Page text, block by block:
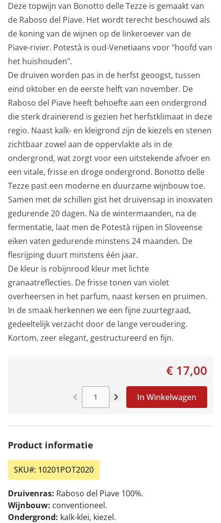
Deze topwijn van Bonotto delle Tezze is gemaakt van
de Raboso del Piave. Het wordt terecht beschouwd als
de koning van de wijnen op de linkeroever van de
Piave-rivier. Potestà is oud-Venetiaans voor "hoofd van
het huishouden".
De druiven worden pas in de herfst geoogst, tussen
eind oktober en de eerste helft van november. De
Raboso del Piave heeft behoefte aan een ondergrond
die sterk drainerend is gezien het herfstklimaat in deze
regio. Naast kalk- en kleigrond zijn de kiezels en stenen
zichtbaar zowel aan de oppervlakte als in de
ondergrond, wat zorgt voor een uitstekende afvoer en
een vitale, frisse en droge ondergrond. Bonotto delle
Tezze past een moderne en duurzame wijnbouw toe.
Samen met de schillen gist het druivensap in inoxvaten
gedurende 20 dagen. Na de wintermaanden, na de
fermentatie, laat men de Potestà rijpen in Sloveense
eiken vaten gedurende minstens 24 maanden. De
flesrijping duurt minstens één jaar.
De kleur is robijnrood kleur met lichte
granaatreflecties. De frisse tonen van violet
overheersen in het parfum, naast kersen en pruimen.
In de smaak herkennen we een fijne zuurtegraad,
gedeeltelijk verzacht door de lange veroudering.
Kortom, zeer elegant, gestructureerd en fijn.
€ 17,00
Aantal In Winkelwagen
Product informatie
SKU#: 10201POT2020
Druivenras: Raboso del Piave 100%.
Wijnbouw: conventioneel.
Ondergrond: kalk-klei, kiezel.